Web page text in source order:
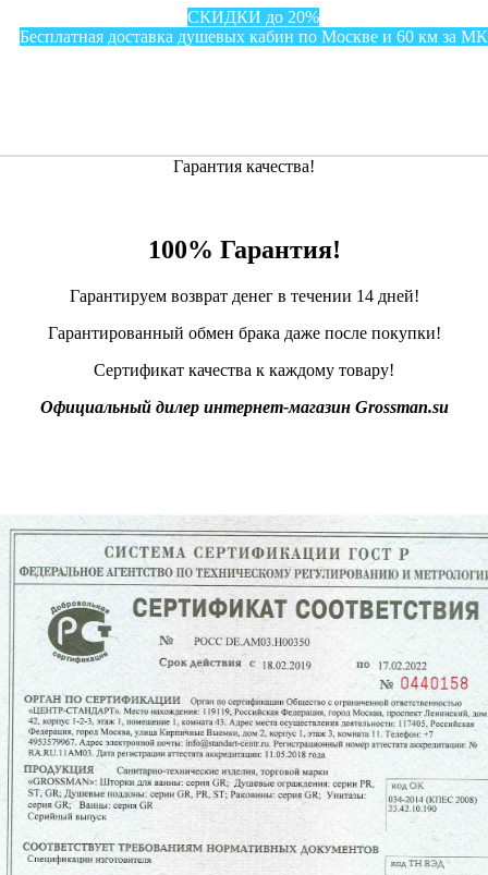
СКИДКИ до 20%
Бесплатная доставка душевых кабин по Москве и 60 км за
Гарантия качества!
100% Гарантия!
Гарантируем возврат денег в течении 14 дней!
Гарантированный обмен брака даже после покупки!
Сертификат качества к каждому товару!
Официальный дилер интернет-магазин Grossman.su